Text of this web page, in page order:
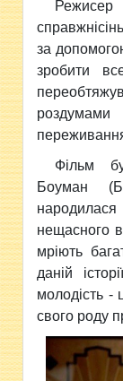
Режисер
за
зробити
роздумами
Фільм
Боуман
нещасного
мріють
даній
молодість
свого роду